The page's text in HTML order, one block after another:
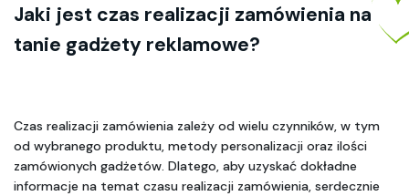
Jaki jest czas realizacji zamówienia na
tanie gadżety reklamowe?
Czas realizacji zamówienia zależy od wielu czynników, w tym
od wybranego produktu, metody personalizacji oraz ilości
zamówionych gadżetów. Dlatego, aby uzyskać dokładne
informacje na temat czasu realizacji zamówienia, serdecznie